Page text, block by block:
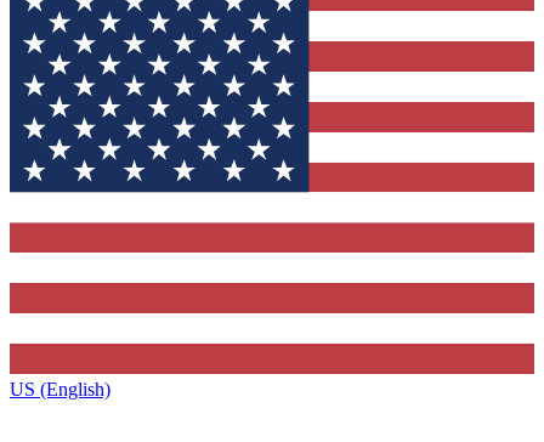
US (English)